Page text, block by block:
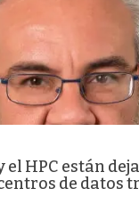
el HPC están
de datos